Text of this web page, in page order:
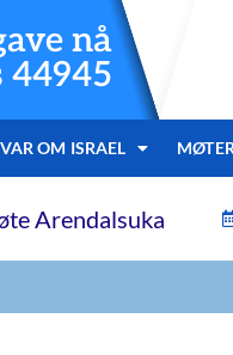
nå
44945
OM ISRAEL MØTER
Arendalsuka